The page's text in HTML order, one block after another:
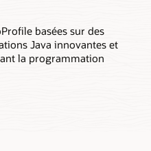
basées sur des
Java innovantes et
la programmation